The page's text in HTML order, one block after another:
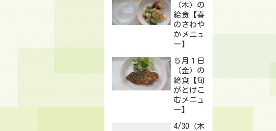
（木）の
給食【春
のさわや
かメニュ
ー】
５月１日
（金）の
給食【旬
がとけこ
むメニュ
ー】
4/30（木